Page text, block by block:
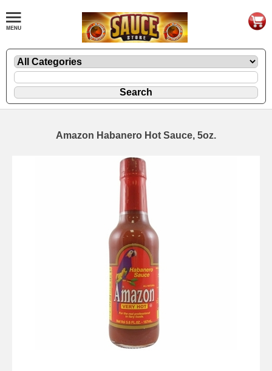
Amazon Habanero Hot Sauce, 5oz.